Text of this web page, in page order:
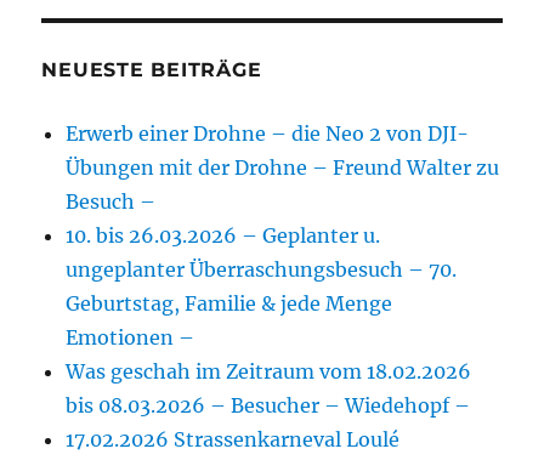
NEUESTE BEITRÄGE
Erwerb einer Drohne – die Neo 2 von DJI-
Übungen mit der Drohne – Freund Walter zu
Besuch –
10. bis 26.03.2026 – Geplanter u.
ungeplanter Überraschungsbesuch – 70.
Geburtstag, Familie & jede Menge
Emotionen –
Was geschah im Zeitraum vom 18.02.2026
bis 08.03.2026 – Besucher – Wiedehopf –
17.02.2026 Strassenkarneval Loulé